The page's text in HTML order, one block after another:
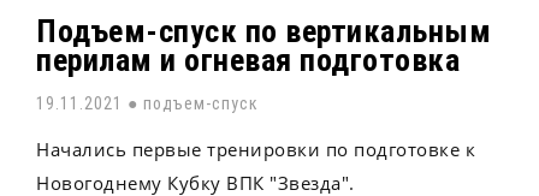
Подъем-спуск по вертикальным
перилам и огневая подготовка
19.11.2021 ● подъем-спуск
Начались первые тренировки по подготовке к
Новогоднему Кубку ВПК "Звезда".